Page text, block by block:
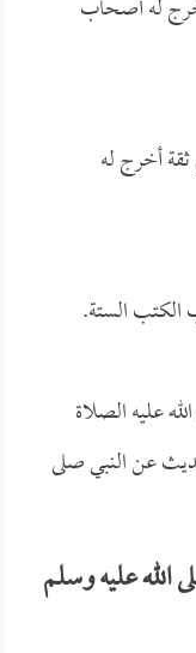
له أصحاب
ثقة أخرج له
الستة.
عليه الصلاة
عن النبي صلى
عليه وسلم